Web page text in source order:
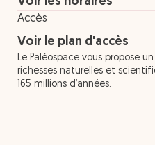
Accès
Voir le plan d'accès
Le Paléospace vous propose
richesses naturelles et
165 millions d’années.